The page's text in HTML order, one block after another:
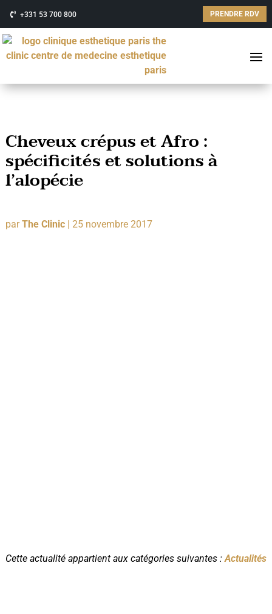
+331 53 700 800 PRENDRE RDV
Cheveux crépus et Afro :
spécificités et solutions à
l’alopécie
parThe Clinic| 25 novembre 2017
Cette actualité appartient aux catégories suivantes : Actualités